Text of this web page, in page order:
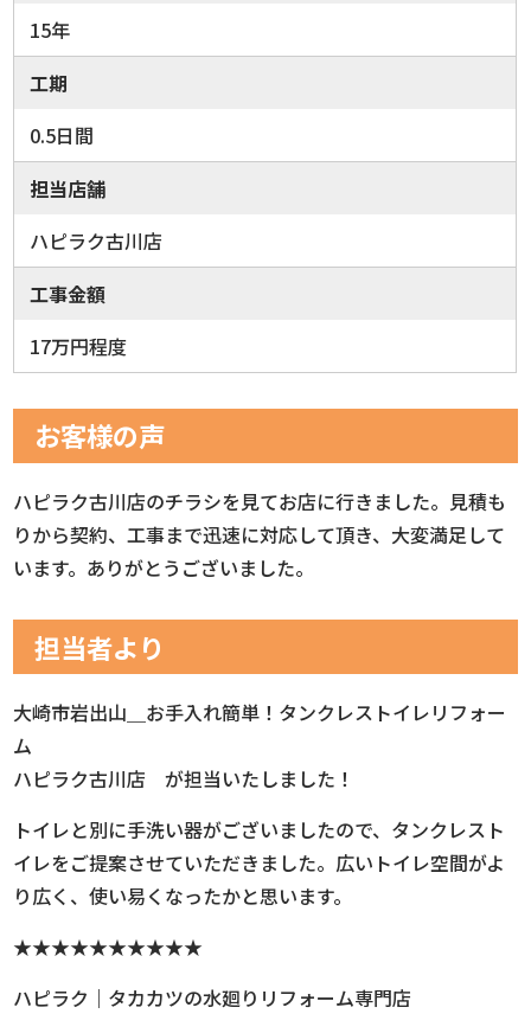
15年
工期
0.5日間
担当店舗
ハピラク古川店
工事金額
17万円程度
お客様の声
ハピラク古川店のチラシを見てお店に行きました。見積も
りから契約、工事まで迅速に対応して頂き、大変満足して
います。ありがとうございました。
担当者より
大崎市岩出山＿お手入れ簡単！タンクレストイレリフォー
ム
ハピラク古川店 が担当いたしました！
トイレと別に手洗い器がございましたので、タンクレスト
イレをご提案させていただきました。広いトイレ空間がよ
り広く、使い易くなったかと思います。
★★★★★★★★★★
ハピラク｜タカカツの水廻りリフォーム専門店